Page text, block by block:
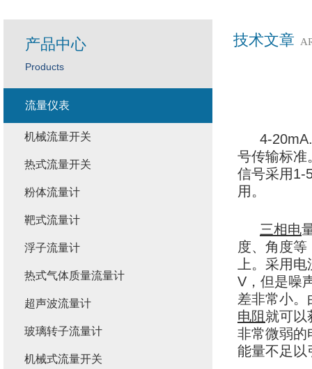
技术文章
4-
号传输标准
信号采用1-
用。
三相电
度、角度
上。采用
V，但是噪
差非常小
电阻 就可以
非常微弱的
能量不足以
产品中心
Products
流量仪表
机械流量开关
热式流量开关
粉体流量计
靶式流量计
浮子流量计
热式气体质量流量计
超声波流量计
玻璃转子流量计
机械式流量开关